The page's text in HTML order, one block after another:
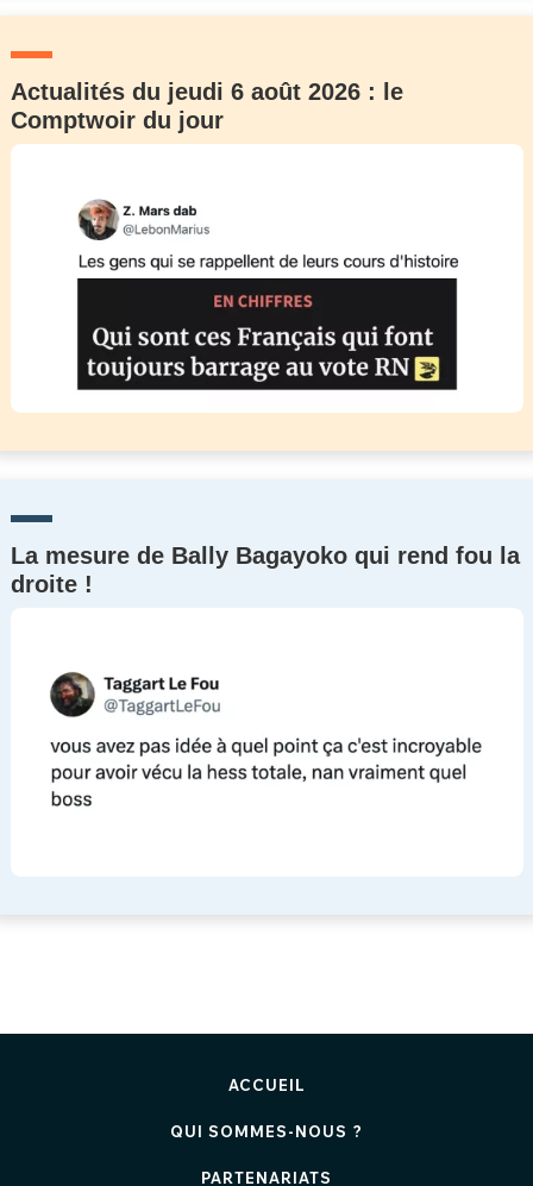
Actualités du jeudi 6 août 2026 : le
Comptwoir du jour
La mesure de Bally Bagayoko qui rend fou la
droite !
ACCUEIL
QUI SOMMES-NOUS ?
PARTENARIATS